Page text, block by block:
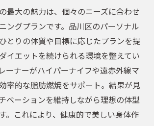
前に知っておくべきこと
を活用した賢いジム選び
成果を品川区のパーソナルジムで手
法
出すためのトレーニングプラン
ニングと生活改善の両立
験を通じて得られるモチベーション
ナルジムでの成果を最大化する秘訣
最大の魅力は、個々のニーズに合わせ
ングプランです。品川区のパーソナル
とりの体質や目標に応じたプランを提
イエットを続けられる環境を整えてい
ーナーがハイパーナイフや遠赤外線マ
率的な脂肪燃焼をサポート。結果が見
ベーションを維持しながら理想の体型
。これにより、健康的で美しい身体作